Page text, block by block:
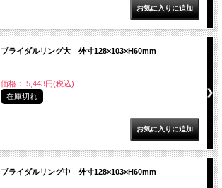
ブライダルリング大 外寸128×103×H60mm
価格： 5,443円(税込)
在庫切れ
ブライダルリング中 外寸128×103×H60mm